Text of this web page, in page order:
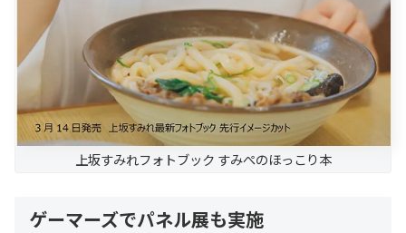
上坂すみれフォトブック すみぺのほっこり本
ゲーマーズでパネル展も実施